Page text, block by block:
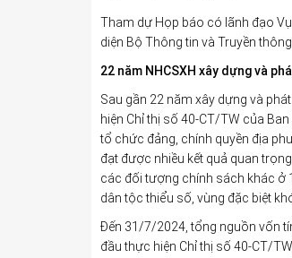
Tham dự Họp báo có lãnh đạo
diện Bộ Thông tin và Truyền
22 năm NHCSXH xây dựng và
Sau gần 22 năm xây dựng và
hiện Chỉ thị số 40-CT/TW của
tổ chức đảng, chính quyền địa
đạt được nhiều kết quả quan
các đối tượng chính sách khác ở
dân tộc thiểu số, vùng đặc biệt
Đến 31/7/2024, tổng nguồn vốn
đầu thực hiện Chỉ thị số 40-CT/